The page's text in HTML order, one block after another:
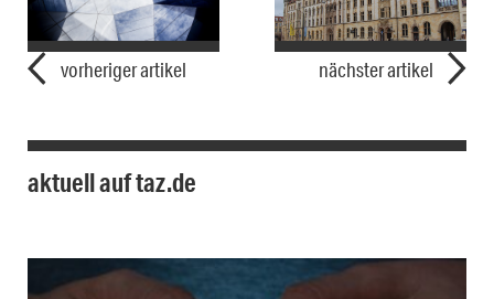
vorheriger artikel nächster artikel
aktuell auf taz.de